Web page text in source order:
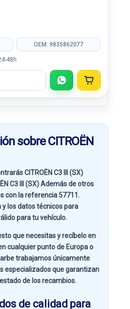
OEM: 9835862077
48h
sobre CITROËN
CITROËN C3 III (SX)
C3 III (SX)Además de otros
con la referencia 57711 .
los datos técnicos para
para tu vehículo.
que necesitas y recíbelo en
cualquier punto de Europa o
trabajamos únicamente
especializados que garantizan
de los recambios.
de calidad para